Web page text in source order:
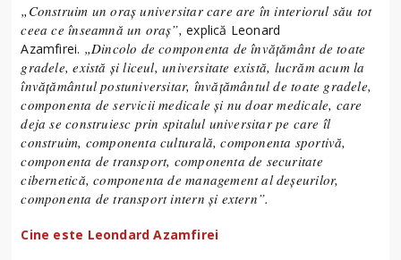
„Construim un oraș universitar care are în interiorul său tot
ceea ce înseamnă un oraș”, explică Leonard
Azamfirei. „Dincolo de componenta de învățământ de toate
gradele, există și liceul, universitate există, lucrăm acum la
învățământul postuniversitar, învățământul de toate gradele,
componenta de servicii medicale și nu doar medicale, care
deja se construiesc prin spitalul universitar pe care îl
construim, componenta culturală, componenta sportivă,
componenta de transport, componenta de securitate
cibernetică, componenta de management al deșeurilor,
componenta de transport intern și extern”.
Cine este Leondard Azamfirei